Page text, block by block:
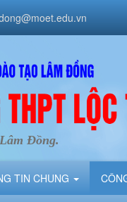
Đồng.
TIN CHUNG